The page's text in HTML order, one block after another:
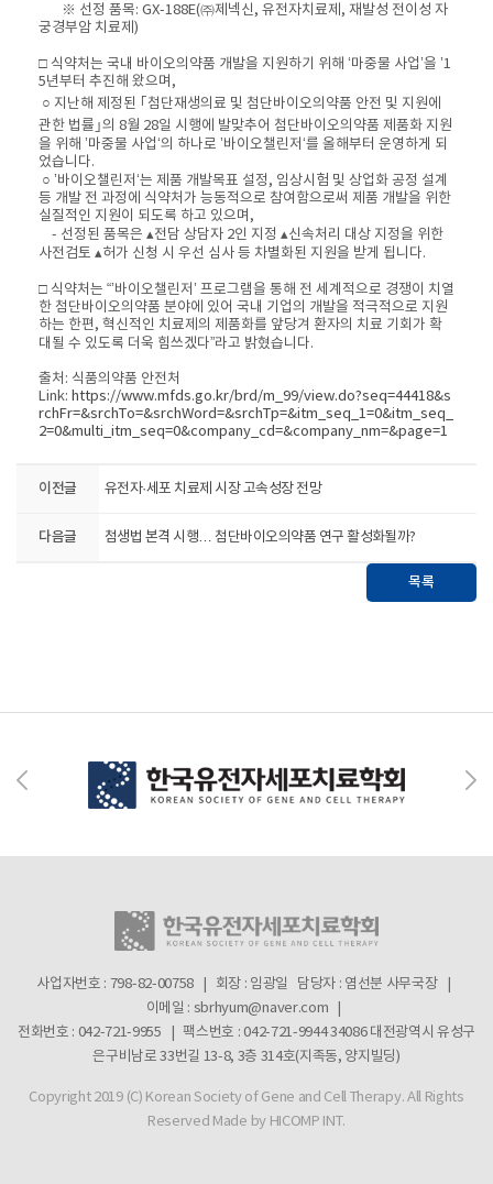
※ 선정 품목: GX-188E(㈜제넥신, 유전자치료제, 재발성 전이성 자
궁경부암 치료제)
□ 식약처는 국내 바이오의약품 개발을 지원하기 위해 ‘마중물 사업’을 ’1
5년부터 추진해 왔으며,
○ 지난해 제정된 ｢첨단재생의료 및 첨단바이오의약품 안전 및 지원에
관한 법률｣의 8월 28일 시행에 발맞추어 첨단바이오의약품 제품화 지원
을 위해 ’마중물 사업‘의 하나로 ’바이오챌린저‘를 올해부터 운영하게 되
었습니다.
○ ’바이오챌린저‘는 제품 개발목표 설정, 임상시험 및 상업화 공정 설계
등 개발 전 과정에 식약처가 능동적으로 참여함으로써 제품 개발을 위한
실질적인 지원이 되도록 하고 있으며,
- 선정된 품목은 ▴전담 상담자 2인 지정 ▴신속처리 대상 지정을 위한
사전검토 ▴허가 신청 시 우선 심사 등 차별화된 지원을 받게 됩니다.
□ 식약처는 “’바이오챌린저’ 프로그램을 통해 전 세계적으로 경쟁이 치열
한 첨단바이오의약품 분야에 있어 국내 기업의 개발을 적극적으로 지원
하는 한편, 혁신적인 치료제의 제품화를 앞당겨 환자의 치료 기회가 확
대될 수 있도록 더욱 힘쓰겠다”라고 밝혔습니다.
출처: 식품의약품 안전처
Link: https://www.mfds.go.kr/brd/m_99/view.do?seq=44418&s
rchFr=&srchTo=&srchWord=&srchTp=&itm_seq_1=0&itm_seq_
2=0&multi_itm_seq=0&company_cd=&company_nm=&page=1
이전글 유전자·세포 치료제 시장 고속성장 전망
다음글 첨생법 본격 시행… 첨단바이오의약품 연구 활성화될까?
목록
사업자번호 : 798-82-00758 | 회장 : 임광일 담당자 : 염선분 사무국장 |
이메일 : sbrhyum@naver.com |
전화번호 : 042-721-9955 | 팩스번호 : 042-721-994434086 대전광역시 유성구
은구비남로 33번길 13-8, 3층 314호(지족동, 양지빌딩)
Copyright 2019 (C) Korean Society of Gene and Cell Therapy. All Rights
Reserved Made by HICOMP INT.